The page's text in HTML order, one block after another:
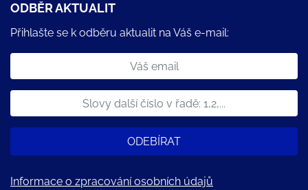
ODBĚR AKTUALIT
Přihlašte se k odběru aktualit na Váš e-mail:
ODEBÍRAT
Informace o zpracování osobních údajů